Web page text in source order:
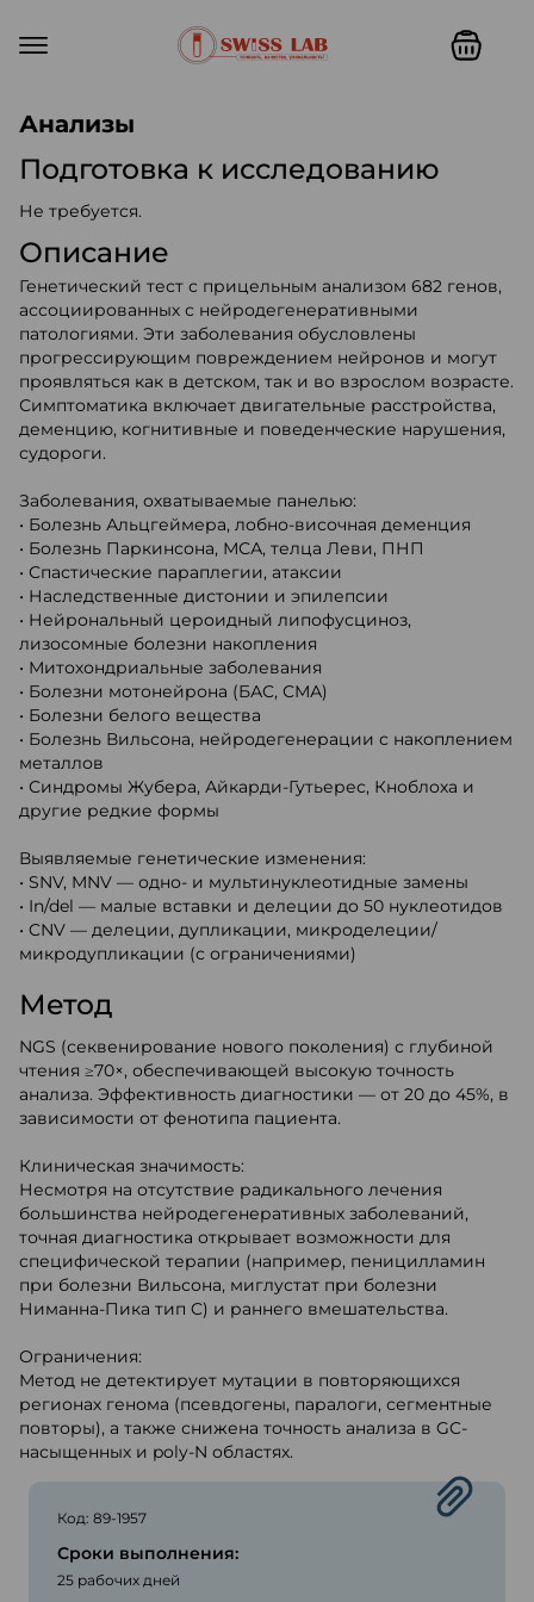
Анализы
Подготовка к исследованию
Не требуется.
Описание
Генетический тест с прицельным анализом 682 генов,
ассоциированных с нейродегенеративными
патологиями. Эти заболевания обусловлены
прогрессирующим повреждением нейронов и могут
проявляться как в детском, так и во взрослом возрасте.
Симптоматика включает двигательные расстройства,
деменцию, когнитивные и поведенческие нарушения,
судороги.
Заболевания, охватываемые панелью:
• Болезнь Альцгеймера, лобно-височная деменция
• Болезнь Паркинсона, МСА, телца Леви, ПНП
• Спастические параплегии, атаксии
• Наследственные дистонии и эпилепсии
• Нейрональный цероидный липофусциноз,
лизосомные болезни накопления
• Митохондриальные заболевания
• Болезни мотонейрона (БАС, СМА)
• Болезни белого вещества
• Болезнь Вильсона, нейродегенерации с накоплением
металлов
• Синдромы Жубера, Айкарди-Гутьерес, Кноблоха и
другие редкие формы
Выявляемые генетические изменения:
• SNV, MNV — одно- и мультинуклеотидные замены
• In/del — малые вставки и делеции до 50 нуклеотидов
• CNV — делеции, дупликации, микроделеции/
микродупликации (с ограничениями)
Метод
NGS (секвенирование нового поколения) с глубиной
чтения ≥70×, обеспечивающей высокую точность
анализа. Эффективность диагностики — от 20 до 45%, в
зависимости от фенотипа пациента.
Клиническая значимость:
Несмотря на отсутствие радикального лечения
большинства нейродегенеративных заболеваний,
точная диагностика открывает возможности для
специфической терапии (например, пеницилламин
при болезни Вильсона, миглустат при болезни
Ниманна-Пика тип C) и раннего вмешательства.
Ограничения:
Метод не детектирует мутации в повторяющихся
регионах генома (псевдогены, паралоги, сегментные
повторы), а также снижена точность анализа в GC-
насыщенных и poly-N областях.
Код: 89-1957
Сроки выполнения:
25 рабочих дней